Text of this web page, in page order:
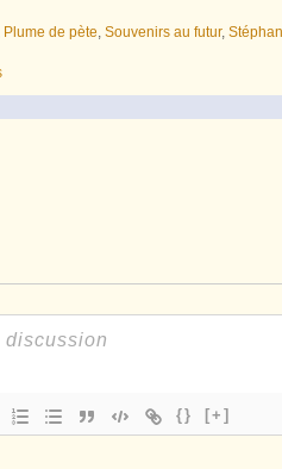
Plume de pète ,Souvenirs au futur,
{} [+]